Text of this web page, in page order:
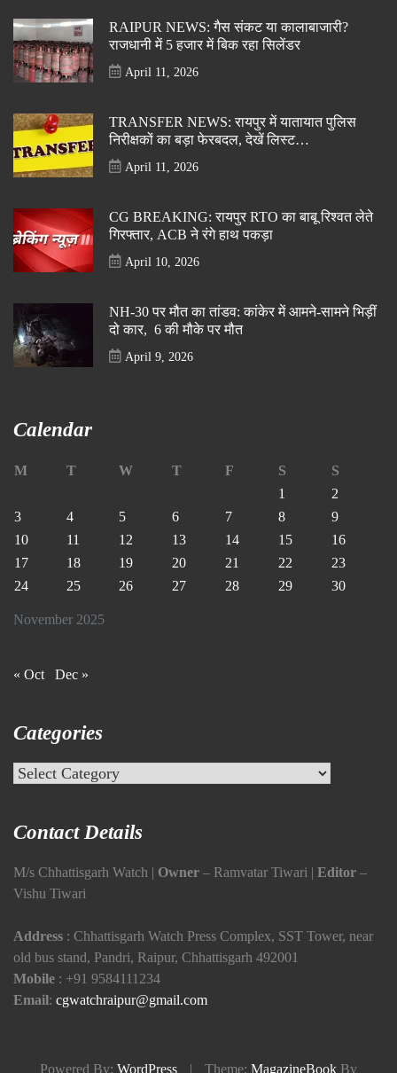
RAIPUR NEWS: गैस संकट या कालाबाजारी?
राजधानी में 5 हजार में बिक रहा सिलेंडर
April 11, 2026
TRANSFER NEWS: रायपुर में यातायात पुलिस
निरीक्षकों का बड़ा फेरबदल, देखें लिस्ट…
April 11, 2026
CG BREAKING: रायपुर RTO का बाबू रिश्वत लेते
गिरफ्तार, ACB ने रंगे हाथ पकड़ा
April 10, 2026
NH-30 पर मौत का तांडव: कांकेर में आमने-सामने भिड़ीं
दो कार, 6 की मौके पर मौत
April 9, 2026
Calendar
November 2025
M T W T F S
S
1
2
3
4 5 6 7 8
9
10
11 12 13 14 15
16
17
18 19 20 21 22
23
24
25 26 27 28 29 30
« Oct Dec »
Categories
Categories
Contact Details
M/s Chhattisgarh Watch | Owner – Ramvatar Tiwari | Editor –
Vishu Tiwari
Address : Chhattisgarh Watch Press Complex, SST Tower, near
old bus stand, Pandri, Raipur, Chhattisgarh 492001
Mobile : +91 9584111234
Email: cgwatchraipur@gmail.com
Powered By: WordPress | Theme: MagazineBook By